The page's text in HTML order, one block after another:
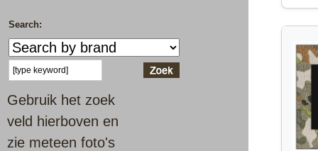
Search:
Gebruik het zoek
veld hierboven en
zie meteen foto's